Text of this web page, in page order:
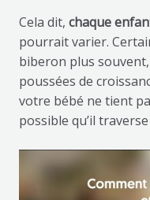
Cela dit, chaque
pourrait varier.
biberon plus
poussées de
votre bébé ne tient
possible qu’il